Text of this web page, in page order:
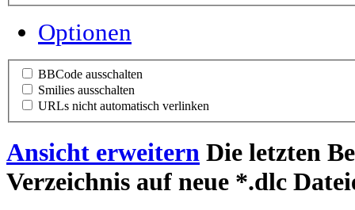
Optionen
BBCode ausschalten
Smilies ausschalten
URLs nicht automatisch verlinken
Ansicht erweitern Die letzten
Verzeichnis auf neue *.dlc